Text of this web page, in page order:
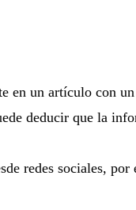
en un artículo con
deducir que la
redes sociales,